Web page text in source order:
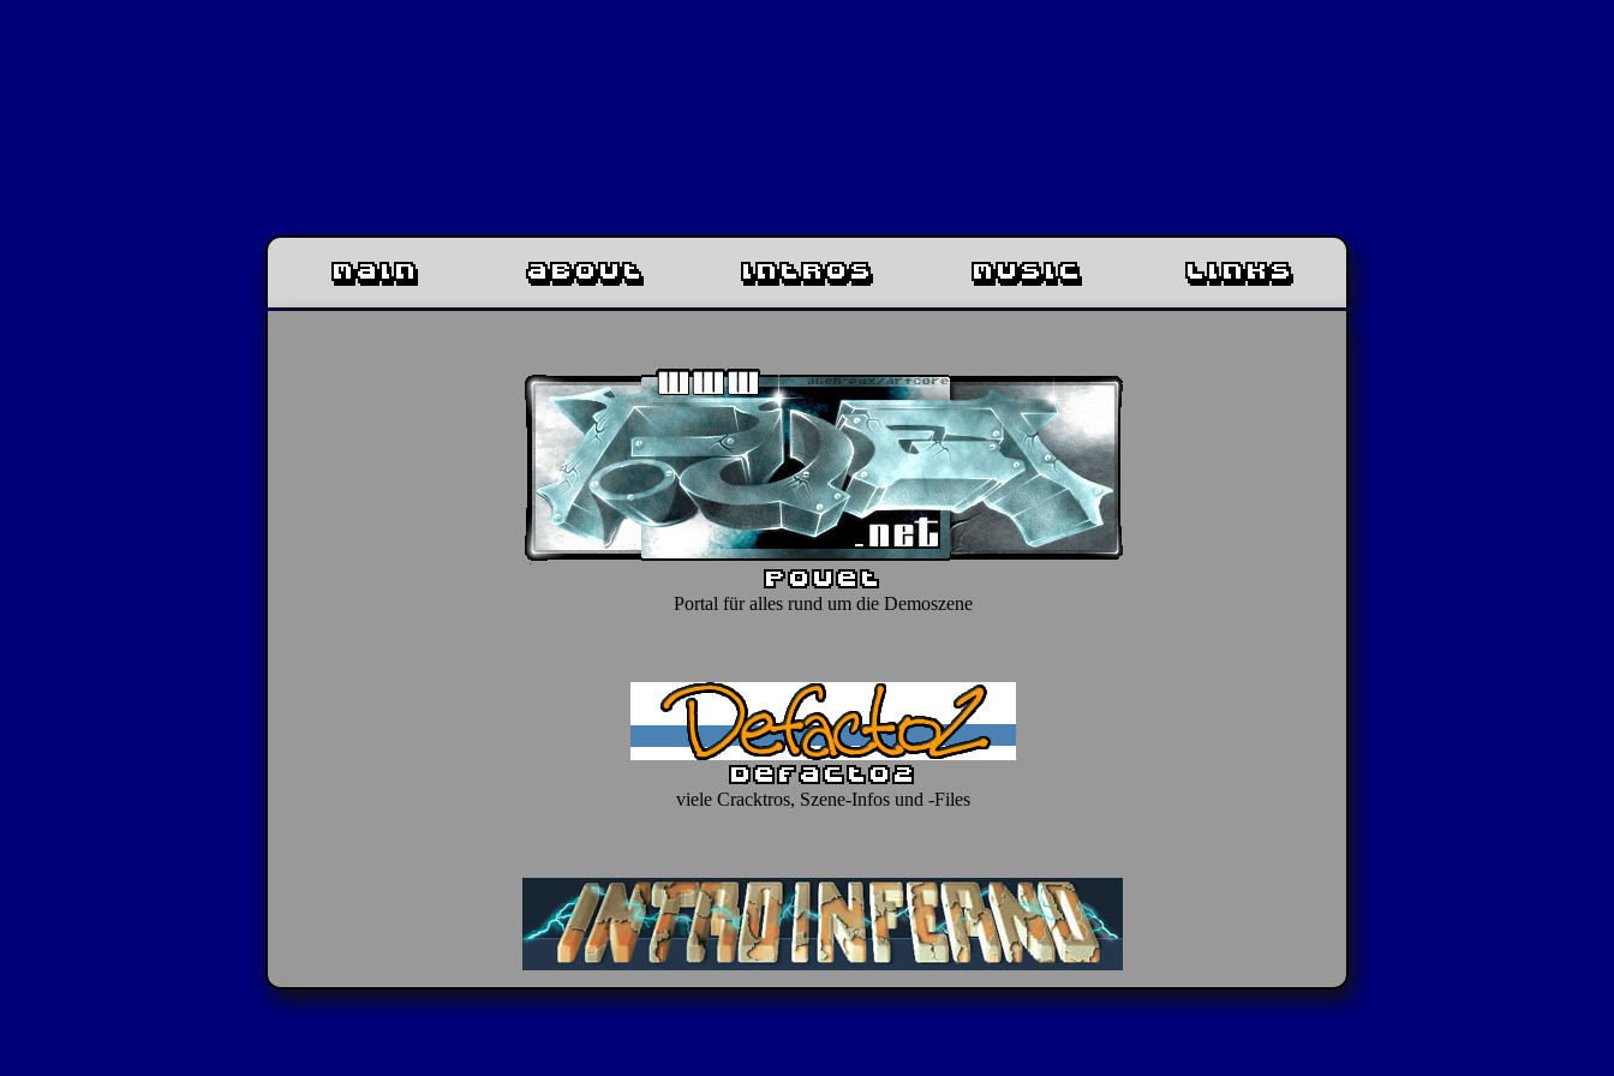
Portal für alles rund um die Demoszene
viele Cracktros, Szene-Infos und -Files
Intro-Portal der Group Surprise! Productions